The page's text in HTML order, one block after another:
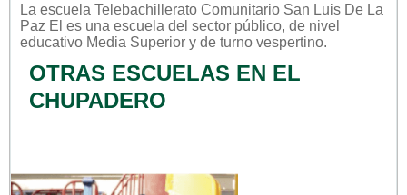
La escuela Telebachillerato Comunitario San Luis De La
Paz El es una escuela del sector público, de nivel
educativo Media Superior y de turno vespertino.
OTRAS ESCUELAS EN EL
CHUPADERO